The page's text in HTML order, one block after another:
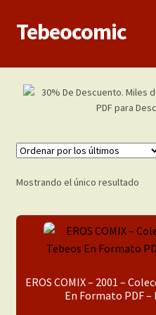
Ir
Ir
al
Tebeocomic
Inicio
Franco-Belga
Adultos
Porno 3D
Inéditas
Demos
Mostrando el único resultado
EROS COMIX – 2001 –
En Formato PDF